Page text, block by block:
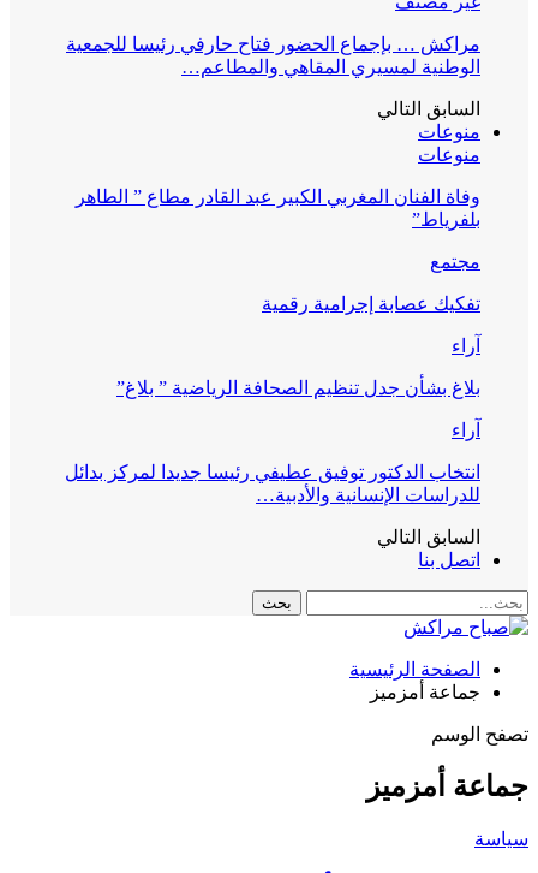
مراكش … بإجماع الحضور فتاح حارفي رئيسا للجمعية
الوطنية لمسيري المقاهي والمطاعم…
السابق التالي
منوعات
منوعات
وفاة الفنان المغربي الكبير عبد القادر مطاع ” الطاهر
بلفرياط”
مجتمع
تفكيك عصابة إجرامية رقمية
آراء
بلاغ بشأن جدل تنظيم الصحافة الرياضية ” بلاغ”
آراء
انتخاب الدكتور توفيق عطيفي رئيسا جديدا لمركز بدائل
للدراسات الإنسانية والأدبية…
السابق التالي
اتصل بنا
الصفحة الرئيسية
جماعة أمزميز
تصفح الوسم
جماعة أمزميز
سياسة